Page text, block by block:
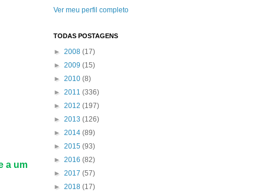
a um
Ver meu perfil completo
TODAS POSTAGENS
► 2008 (17)
► 2009 (15)
► 2010 (8)
► 2011 (336)
► 2012 (197)
► 2013 (126)
► 2014 (89)
► 2015 (93)
► 2016 (82)
► 2017 (57)
► 2018 (17)